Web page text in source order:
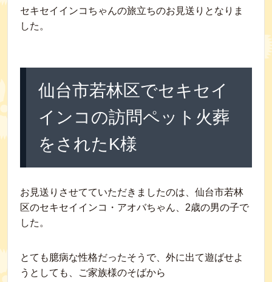
セキセイインコちゃんの旅立ちのお見送りとなりま
した。
仙台市若林区でセキセイ
インコの訪問ペット火葬
をされたK様
お見送りさせてていただきましたのは、仙台市若林
区のセキセイインコ・アオバちゃん、2歳の男の子で
した。
とても臆病な性格だったそうで、外に出て遊ばせよ
うとしても、ご家族様のそばから